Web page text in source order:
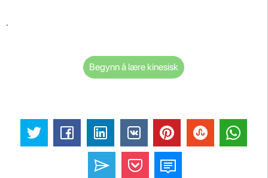
.
Begynn å lære kinesisk